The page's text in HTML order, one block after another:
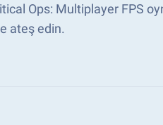
Ops: Multiplayer FPS
ateş edin.